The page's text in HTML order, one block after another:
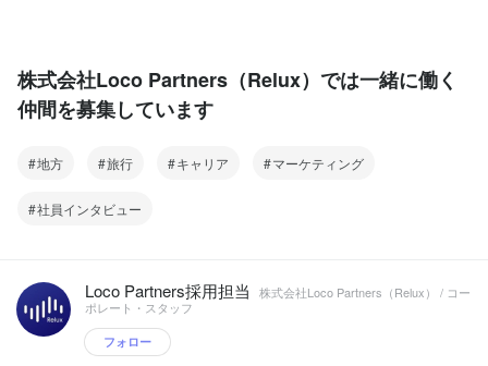
株式会社Loco Partners（Relux）では一緒に働く
仲間を募集しています
地方 旅行 キャリア マーケティング
社員インタビュー
Loco Partners採用担当
株式会社Loco Partners（Relux） / コー
ポレート・スタッフ
フォロー